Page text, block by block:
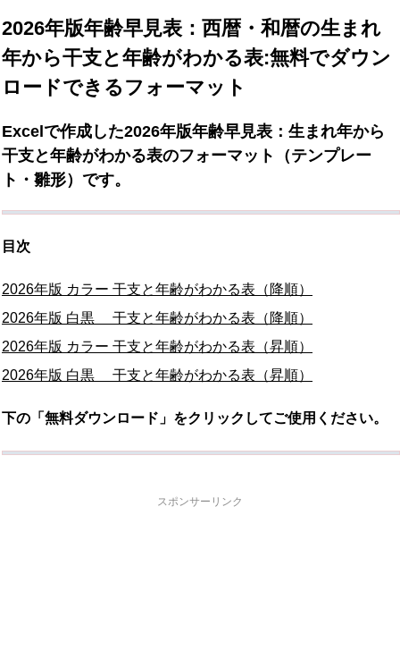
2026年版年齢早見表：西暦・和暦の生まれ
年から干支と年齢がわかる表:無料でダウン
ロードできるフォーマット
Excelで作成した2026年版年齢早見表：生まれ年から
干支と年齢がわかる表のフォーマット（テンプレー
ト・雛形）です。
目次
2026年版 カラー 干支と年齢がわかる表（降順）
2026年版 白黒 干支と年齢がわかる表（降順）
2026年版 カラー 干支と年齢がわかる表（昇順）
2026年版 白黒 干支と年齢がわかる表（昇順）
下の「無料ダウンロード」をクリックしてご使用ください。
スポンサーリンク